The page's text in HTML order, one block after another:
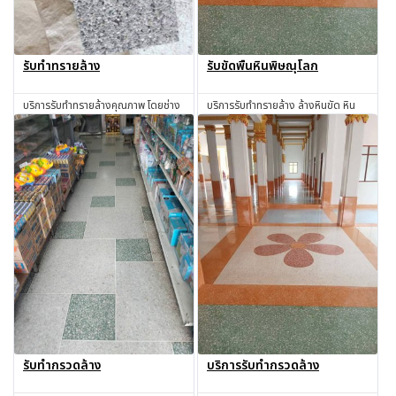
รับทำทรายล้าง
บริการรับทำทรายล้างคุณภาพ โดยช่าง
มีประสบการณ์ ใช้วัสดุได้มาตรฐาน
สอบถาม
รับขัดพื้นหินพิษณุโลก
บริการรับทำทรายล้าง ล้างหินขัด หิน
ล้าง ทรายล้าง ทำทรายล้าง ช่างทราย
ล้าง ช่างหินขัด รับทำหินขัด รับทำหิน
อ่อน รับเหมาทำทรายล้าง โดยช่างผู้มี
ประสบการณ์มากกว่า 30 ปี พิษณุโลก
สอบถาม
รับทำกรวดล้าง บริการรับทำกรวดล้าง